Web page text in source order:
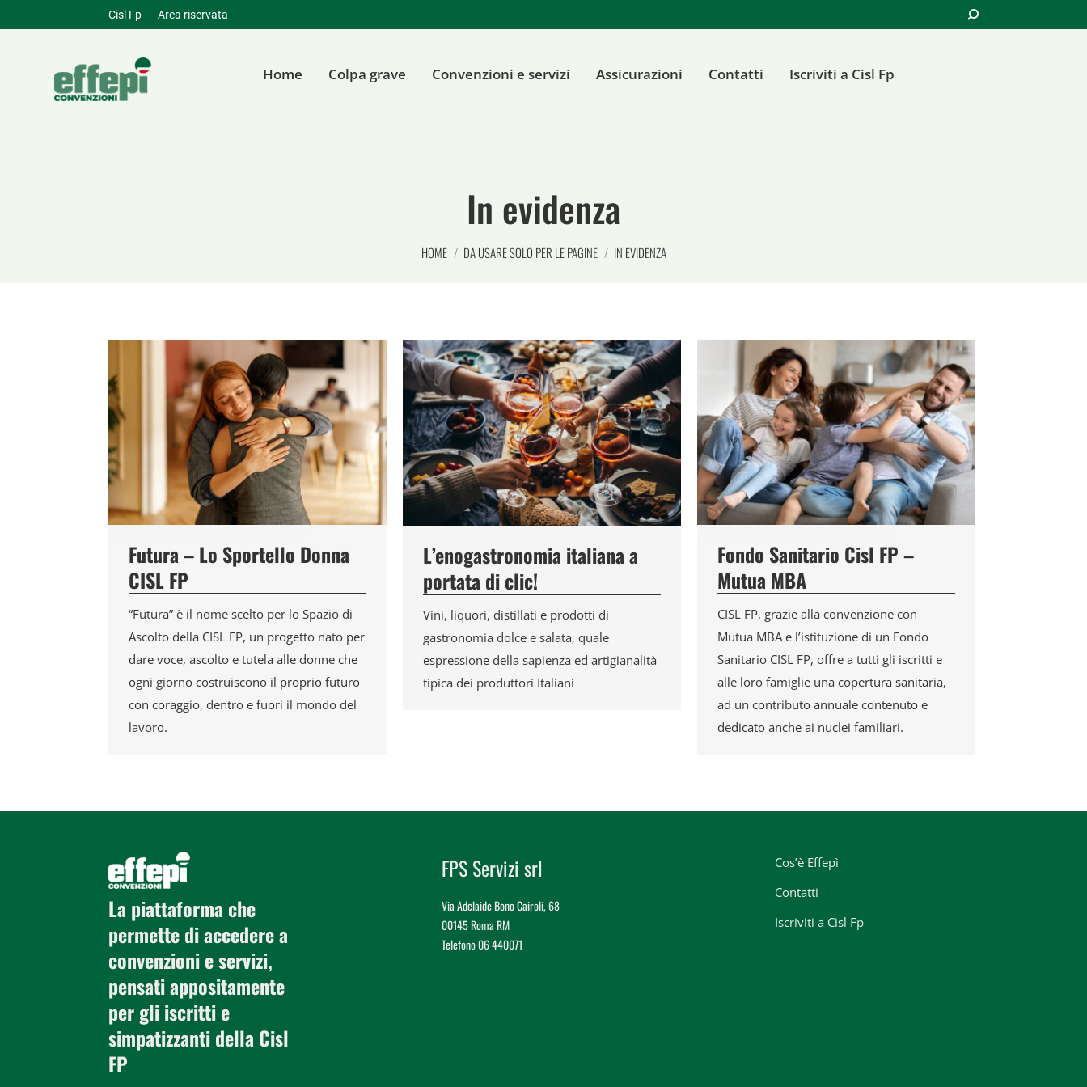
Cisl Fp Area riservata Cerca:
Home Colpa grave Convenzioni e servizi Assicurazioni Contatti Iscriviti a Cisl Fp
In evidenza
Tu sei qui:
HOME DA USARE SOLO PER LE PAGINE IN EVIDENZA
Futura – Lo Sportello Donna
CISL FP
“Futura” è il nome scelto per lo Spazio di
Ascolto della CISL FP, un progetto nato per
dare voce, ascolto e tutela alle donne che
ogni giorno costruiscono il proprio futuro
con coraggio, dentro e fuori il mondo del
lavoro.
L’enogastronomia italiana a
portata di clic!
Vini, liquori, distillati e prodotti di
gastronomia dolce e salata, quale
espressione della sapienza ed artigianalità
tipica dei produttori Italiani
Fondo Sanitario Cisl FP –
Mutua MBA
CISL FP, grazie alla convenzione con
Mutua MBA e l’istituzione di un Fondo
Sanitario CISL FP, offre a tutti gli iscritti e
alle loro famiglie una copertura sanitaria,
ad un contributo annuale contenuto e
dedicato anche ai nuclei familiari.
La piattaforma che
permette di accedere a
convenzioni e servizi,
pensati appositamente
per gli iscritti e
simpatizzanti della Cisl
FP
FPS Servizi srl
Via Adelaide Bono Cairoli, 68
00145 Roma RM
Telefono 06 440071
Cos’è Effepì
Contatti
Iscriviti a Cisl Fp